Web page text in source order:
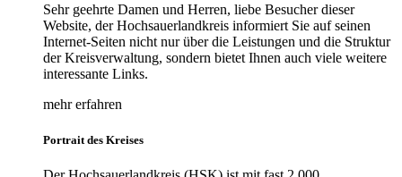
Sehr geehrte Damen und Herren, liebe Besucher dieser
Website, der Hochsauerlandkreis informiert Sie auf seinen
Internet-Seiten nicht nur über die Leistungen und die Struktur
der Kreisverwaltung, sondern bietet Ihnen auch viele weitere
interessante Links.
mehr erfahren
Portrait des Kreises